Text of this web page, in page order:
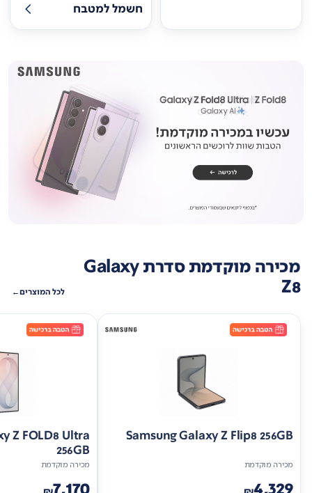
חשמל למטבח
מכירה מוקדמת סדרת Galaxy
Z8 לכל המוצרים
Samsung Galaxy Z Flip8 256GB
מכירה מוקדמת
Z FOLD8 Ultra
256GB
מכירה מוקדמת